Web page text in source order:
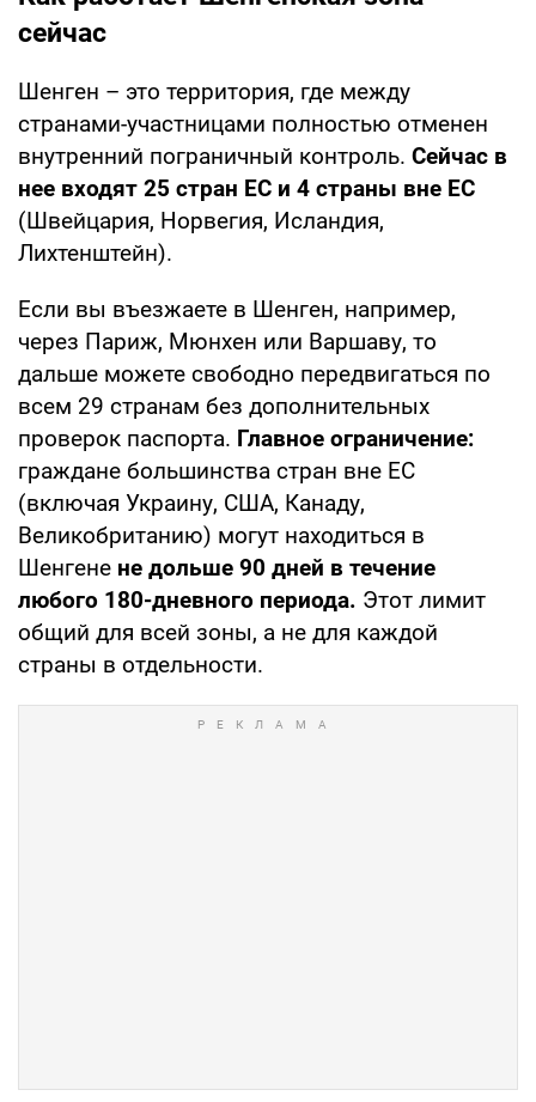
сейчас
Шенген – это территория, где между
странами-участницами полностью отменен
внутренний пограничный контроль. Сейчас в
нее входят 25 стран ЕС и 4 страны вне ЕС
(Швейцария, Норвегия, Исландия,
Лихтенштейн).
Если вы въезжаете в Шенген, например,
через Париж, Мюнхен или Варшаву, то
дальше можете свободно передвигаться по
всем 29 странам без дополнительных
проверок паспорта. Главное ограничение:
граждане большинства стран вне ЕС
(включая Украину, США, Канаду,
Великобританию) могут находиться в
Шенгене не дольше 90 дней в течение
любого 180-дневного периода. Этот лимит
общий для всей зоны, а не для каждой
страны в отдельности.